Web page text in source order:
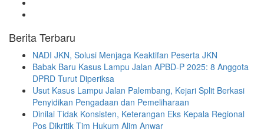
Berita Terbaru
NADI JKN, Solusi Menjaga Keaktifan Peserta JKN
Babak Baru Kasus Lampu Jalan APBD-P 2025: 8 Anggota
DPRD Turut Diperiksa
Usut Kasus Lampu Jalan Palembang, Kejari Split Berkasi
Penyidikan Pengadaan dan Pemeliharaan
Dinilai Tidak Konsisten, Keterangan Eks Kepala Regional
Pos Dikritik Tim Hukum Alim Anwar